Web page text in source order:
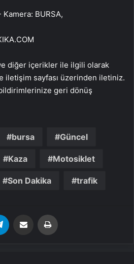
BURSA,
diğer içerikler ile ilgili olarak
iletişim sayfası üzerinden iletiniz.
geri dönüş
bursa Güncel
Kaza Motosiklet
Son Dakika trafik
Email'den paylaş